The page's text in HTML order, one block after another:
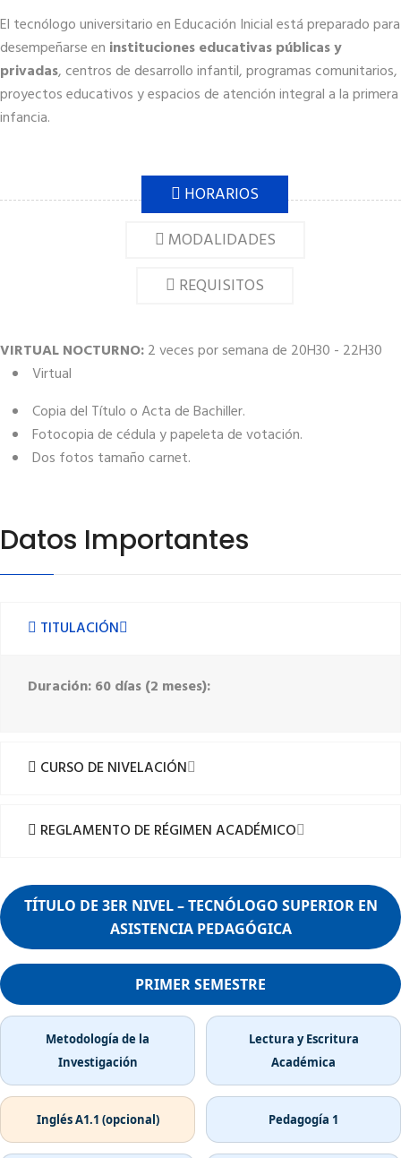
El tecnólogo universitario en Educación Inicial está preparado para
desempeñarse en instituciones educativas públicas y
privadas, centros de desarrollo infantil, programas comunitarios,
proyectos educativos y espacios de atención integral a la primera
infancia.
HORARIOS
MODALIDADES
REQUISITOS
VIRTUALNOCTURNO:2 veces por semana de 20H30 - 22H30
Virtual
Copia del Título o Acta de Bachiller.
Fotocopia de cédula y papeleta de votación.
Dos fotos tamaño carnet.
Datos Importantes
TITULACIÓN
Duración: 60 días (2 meses):
CURSO DE NIVELACIÓN
REGLAMENTO DE RÉGIMEN ACADÉMICO
TÍTULO DE 3ER NIVEL – TECNÓLOGO SUPERIOR EN
ASISTENCIA PEDAGÓGICA
PRIMER SEMESTRE
Metodología de la
Investigación
Lectura y Escritura
Académica
Inglés A1.1 (opcional) Pedagogía 1